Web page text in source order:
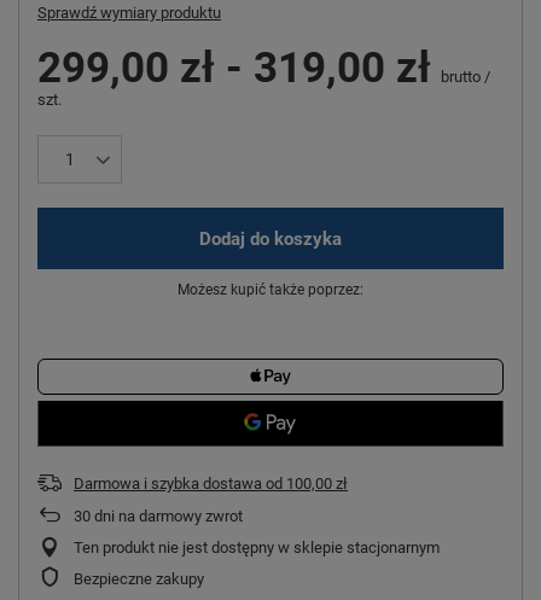
Sprawdź wymiary produktu
299,00 zł - 319,00 zł brutto /
szt.
Dodaj do koszyka
Możesz kupić także poprzez:
Darmowa i szybka dostawa od 100,00 zł
30 dni na darmowy zwrot
Ten produkt nie jest dostępny w sklepie stacjonarnym
Bezpieczne zakupy